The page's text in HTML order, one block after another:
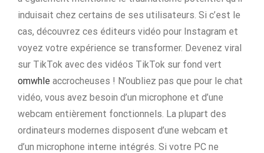
induisait chez certains de ses utilisateurs. Si c’est le
cas, découvrez ces éditeurs vidéo pour Instagram et
voyez votre expérience se transformer. Devenez viral
sur TikTok avec des vidéos TikTok sur fond vert
omwhle accrocheuses ! N’oubliez pas que pour le chat
vidéo, vous avez besoin d’un microphone et d’une
webcam entièrement fonctionnels. La plupart des
ordinateurs modernes disposent d’une webcam et
d’un microphone interne intégrés. Si votre PC ne